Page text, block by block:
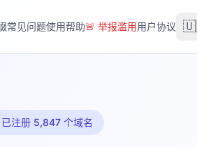
常见问题使用帮助🚨 举报滥用用户协议
已注册 5,847 个域名